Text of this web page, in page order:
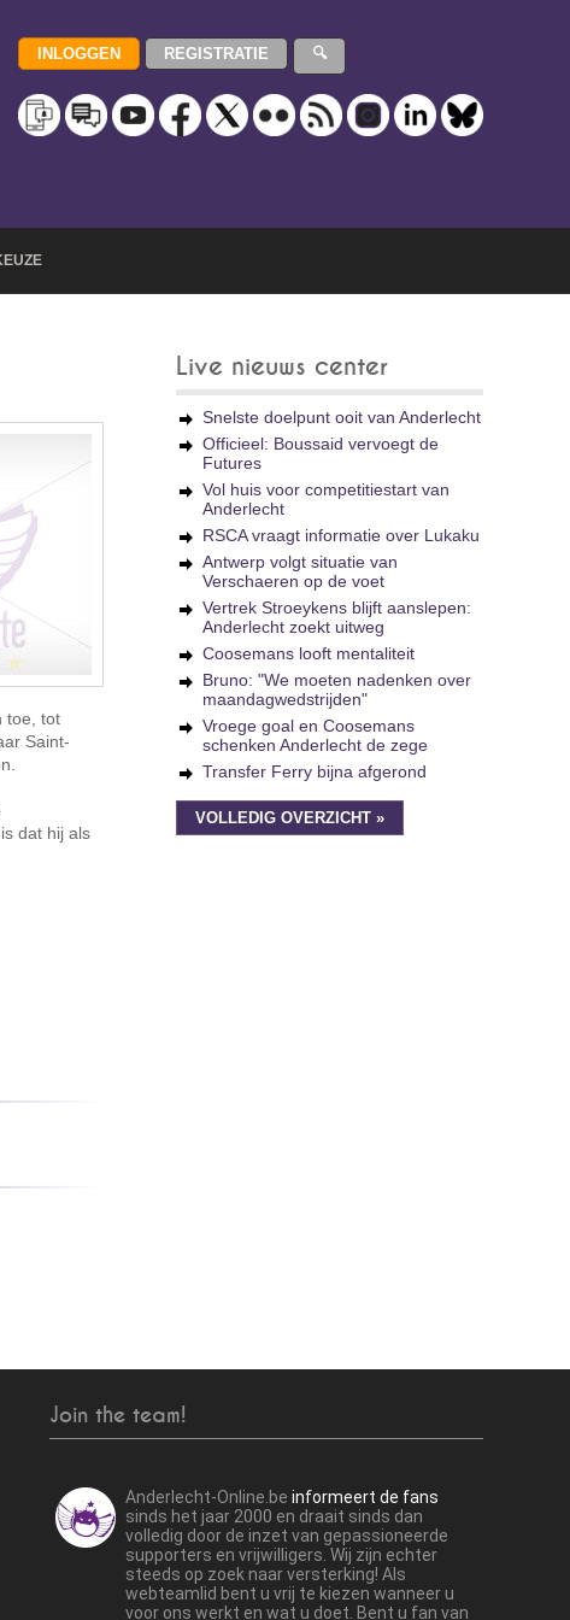
toe, tot
Saint-
dat hij als
Live nieuws center
Snelste doelpunt ooit van Anderlecht
Officieel: Boussaid vervoegt de
Futures
Vol huis voor competitiestart van
Anderlecht
RSCA vraagt informatie over Lukaku
Antwerp volgt situatie van
Verschaeren op de voet
Vertrek Stroeykens blijft aanslepen:
Anderlecht zoekt uitweg
Coosemans looft mentaliteit
Bruno: "We moeten nadenken over
maandagwedstrijden"
Vroege goal en Coosemans
schenken Anderlecht de zege
Transfer Ferry bijna afgerond
VOLLEDIG OVERZICHT »
Join the team!
Anderlecht-Online.be informeert de fans
sinds het jaar 2000 en draait sinds dan
volledig door de inzet van gepassioneerde
supporters en vrijwilligers. Wij zijn echter
steeds op zoek naar versterking! Als
webteamlid bent u vrij te kiezen wanneer u
voor ons werkt en wat u doet. Bent u fan van